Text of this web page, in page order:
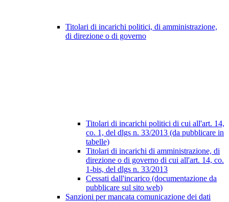
Titolari di incarichi politici, di amministrazione,
di direzione o di governo
Titolari di incarichi politici di cui all'art. 14,
co. 1, del dlgs n. 33/2013 (da pubblicare in
tabelle)
Titolari di incarichi di amministrazione, di
direzione o di governo di cui all'art. 14, co.
1-bis, del dlgs n. 33/2013
Cessati dall'incarico (documentazione da
pubblicare sul sito web)
Sanzioni per mancata comunicazione dei dati